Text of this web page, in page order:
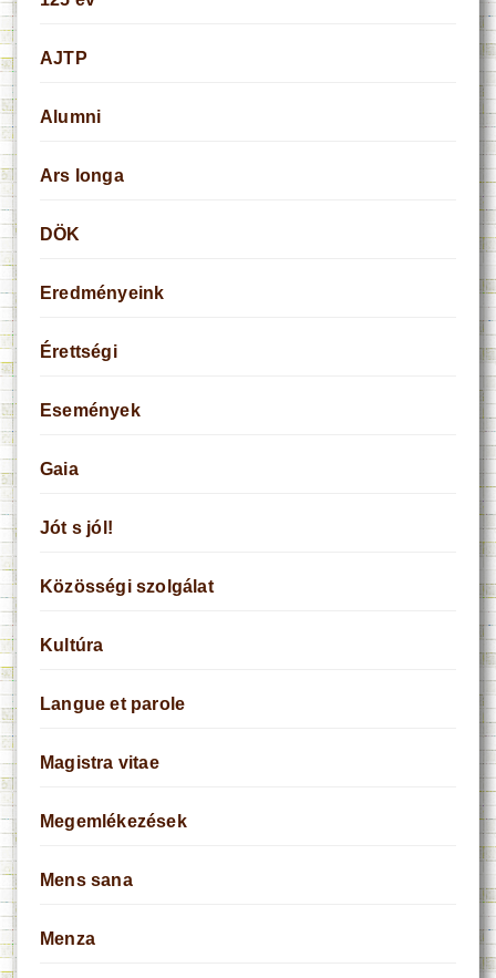
AJTP
Alumni
Ars longa
DÖK
Eredményeink
Érettségi
Események
Gaia
Jót s jól!
Közösségi szolgálat
Kultúra
Langue et parole
Magistra vitae
Megemlékezések
Mens sana
Menza